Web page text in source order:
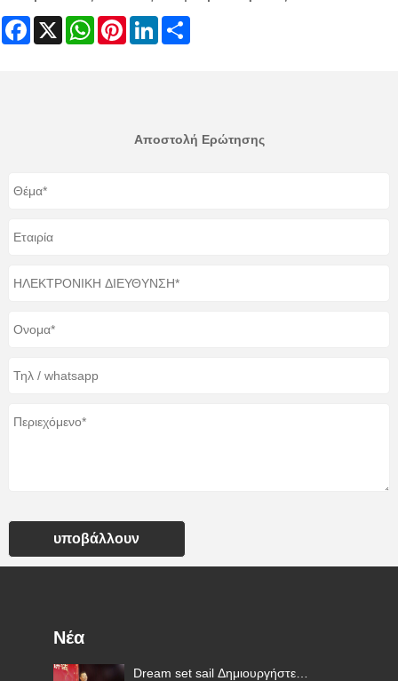
Facebook
X WhatsAppPinterestLinkedIn
Αποστολή Ερώτησης
υποβάλλουν
Νέα
Dream set sail Δημιουργήστε